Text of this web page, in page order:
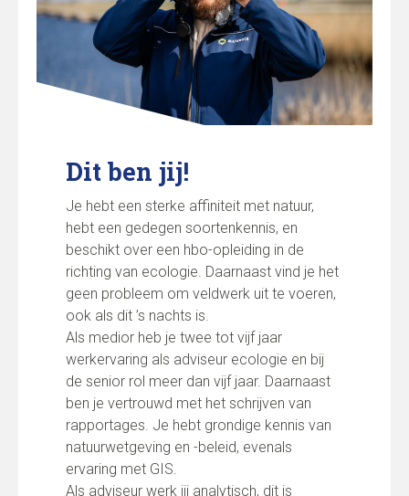
Dit ben jij!
Je hebt een sterke affiniteit met natuur,
hebt een gedegen soortenkennis, en
beschikt over een hbo-opleiding in de
richting van ecologie. Daarnaast vind je het
geen probleem om veldwerk uit te voeren,
ook als dit ’s nachts is.
Als medior heb je twee tot vijf jaar
werkervaring als adviseur ecologie en bij
de senior rol meer dan vijf jaar. Daarnaast
ben je vertrouwd met het schrijven van
rapportages. Je hebt grondige kennis van
natuurwetgeving en -beleid, evenals
ervaring met GIS.
Als adviseur werk jij analytisch, dit is